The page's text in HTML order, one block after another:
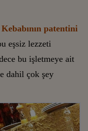
patentini
eşsiz lezzeti
bu işletmeye ait
dahil çok şey